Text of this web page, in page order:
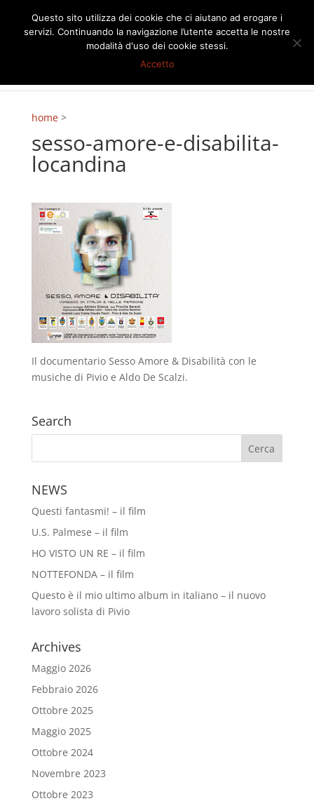
home>
sesso-amore-e-disabilita-
locandina
Il documentario Sesso Amore & Disabilità con le
musiche di Pivio e Aldo De Scalzi.
Search
NEWS
Questi fantasmi! – il film
U.S. Palmese – il film
HO VISTO UN RE – il film
NOTTEFONDA – il film
Questo è il mio ultimo album in italiano – il nuovo
lavoro solista di Pivio
Archives
Maggio 2026
Febbraio 2026
Ottobre 2025
Maggio 2025
Ottobre 2024
Novembre 2023
Ottobre 2023
Questo sito utilizza dei cookie che ci aiutano ad erogare i
servizi. Continuando la navigazione l’utente accetta le nostre
modalità d'uso dei cookie stessi.
Accetto